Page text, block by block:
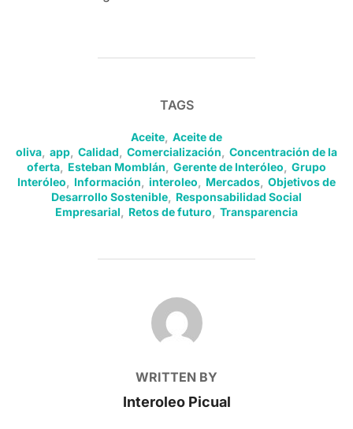
TAGS
Aceite Aceite de
oliva app Calidad Comercialización
Concentración de la
oferta
Esteban Momblán Gerente de Interóleo
Grupo
Interóleo
Información interoleo Mercados Objetivos de
Desarrollo Sostenible
Responsabilidad Social
Empresarial
Retos de futuro Transparencia
POST AUTHOR
WRITTEN BY
Interoleo Picual